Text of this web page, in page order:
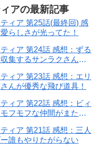
アの最新記事
ィア 第25話(最終回) 感
らしさが光ってた！
ィア 第24話 感想：ずる
集するサンラクさん怒
ィア 第23話 感想：エリ
んが優秀な飛び道具！
ィア 第22話 感想：ビィ
フモフな仲間がまた増
ィア 第21話 感想：三人
誰もやりたがらない